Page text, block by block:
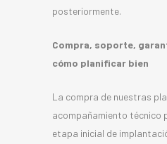
posteriormente.
Compra, soporte,
cómo planificar bien
La compra de nuestras
acompañamiento técnico
etapa inicial de